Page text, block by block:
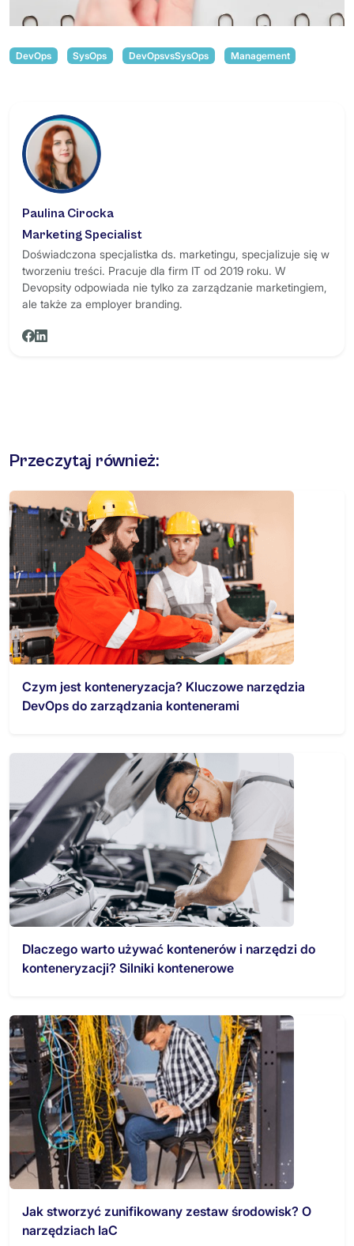
DevOps SysOps DevOpsvsSysOps Management
Paulina Cirocka
Marketing Specialist
Doświadczona specjalistka ds. marketingu, specjalizuje się w
tworzeniu treści. Pracuje dla firm IT od 2019 roku. W
Devopsity odpowiada nie tylko za zarządzanie marketingiem,
ale także za employer branding.
Przeczytaj również:
Czym jest konteneryzacja? Kluczowe narzędzia
DevOps do zarządzania kontenerami
Dlaczego warto używać kontenerów i narzędzi do
konteneryzacji? Silniki kontenerowe
Jak stworzyć zunifikowany zestaw środowisk? O
narzędziach IaC